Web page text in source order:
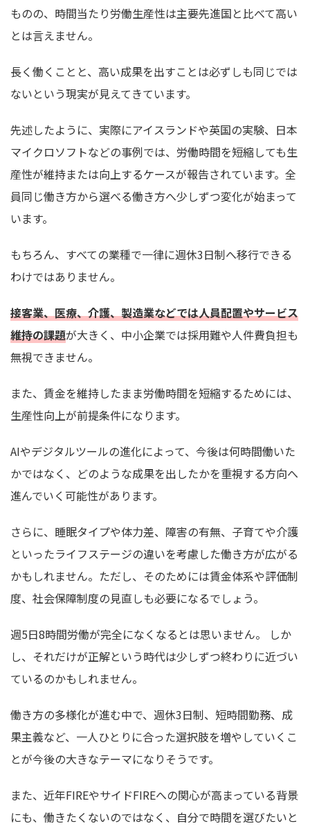
ものの、時間当たり労働生産性は主要先進国と比べて高い
とは言えません。
長く働くことと、高い成果を出すことは必ずしも同じでは
ないという現実が見えてきています。
先述したように、実際にアイスランドや英国の実験、日本
マイクロソフトなどの事例では、労働時間を短縮しても生
産性が維持または向上するケースが報告されています。全
員同じ働き方から選べる働き方へ少しずつ変化が始まって
います。
もちろん、すべての業種で一律に週休3日制へ移行できる
わけではありません。
接客業、医療、介護、製造業などでは人員配置やサービス
維持の課題が大きく、中小企業では採用難や人件費負担も
無視できません。
また、賃金を維持したまま労働時間を短縮するためには、
生産性向上が前提条件になります。
AIやデジタルツールの進化によって、今後は何時間働いた
かではなく、どのような成果を出したかを重視する方向へ
進んでいく可能性があります。
さらに、睡眠タイプや体力差、障害の有無、子育てや介護
といったライフステージの違いを考慮した働き方が広がる
かもしれません。ただし、そのためには賃金体系や評価制
度、社会保障制度の見直しも必要になるでしょう。
週5日8時間労働が完全になくなるとは思いません。 しか
し、それだけが正解という時代は少しずつ終わりに近づい
ているのかもしれません。
働き方の多様化が進む中で、週休3日制、短時間勤務、成
果主義など、一人ひとりに合った選択肢を増やしていくこ
とが今後の大きなテーマになりそうです。
また、近年FIREやサイドFIREへの関心が高まっている背景
にも、働きたくないのではなく、自分で時間を選びたいと